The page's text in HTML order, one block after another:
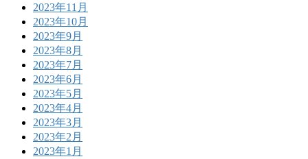
2023年11月
2023年10月
2023年9月
2023年8月
2023年7月
2023年6月
2023年5月
2023年4月
2023年3月
2023年2月
2023年1月